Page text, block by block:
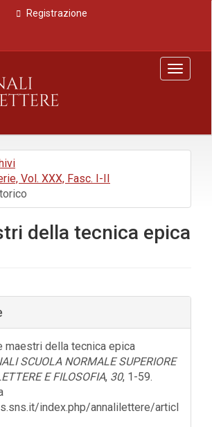
Registrazione
Toggle
Vol. XXX, Fasc. I-II
della tecnica epica
maestri della tecnica epica
SCUOLA NORMALE SUPERIORE
E FILOSOFIA, 30, 1-59.
index.php/annalilettere/articl